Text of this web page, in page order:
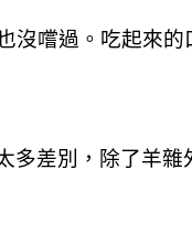
嚐過。吃起來的
差別，除了羊雜